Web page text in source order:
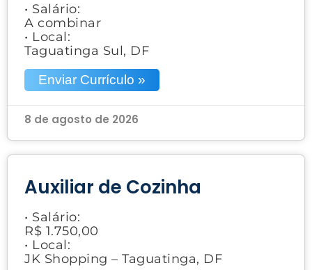
• Salário:
A combinar
• Local:
Taguatinga Sul, DF
Enviar Currículo »
8 de agosto de 2026
Auxiliar de Cozinha
• Salário:
R$ 1.750,00
• Local:
JK Shopping – Taguatinga, DF